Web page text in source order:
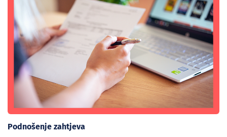
Podnošenje zahtjeva